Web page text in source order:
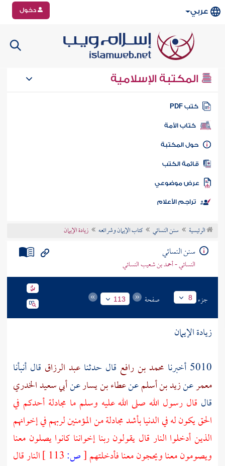
عربي دخول
المكتبة الإسلامية
كتب PDF
كتاب الأمة
المكتبة
الكتب
موضوعي
تراجم الأعلام
الرئيسية سنن النسائي كتاب الإيمان وشرائعه زيادة الإيمان
سنن النسائي
النسائي - أحمد بن شعيب النسائي
جزء 8 صفحة 113
زيادة الإيمان
5010 أخبرنا
محمد بن رافع قال حدثنا عبد الرزاق قال أنبأنا
معمرعنزيد بن أسلمعنعطاء بن يسارعنأبي سعيد الخدري
قال قال رسول الله صلى الله عليه وسلم ما مجادلة أحدكم في
الحق يكون له في الدنيا بأشد مجادلة من المؤمنين لربهم في إخوانهم
الذين أدخلوا النار قال يقولون ربنا إخواننا كانوا يصلون معنا
ويصومون معنا ويحجون معنا فأدخلتهم[ص:
النار قال